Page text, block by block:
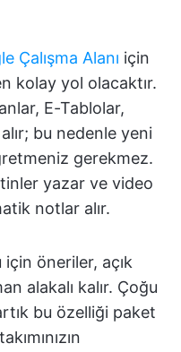
Çalışma Alanı için
kolay yol olacaktır.
E-Tablolar,
bu nedenle yeni
gerekmez.
yazar ve video
notlar alır.
için öneriler, açık
alakalı kalır. Çoğu
bu özelliği paket